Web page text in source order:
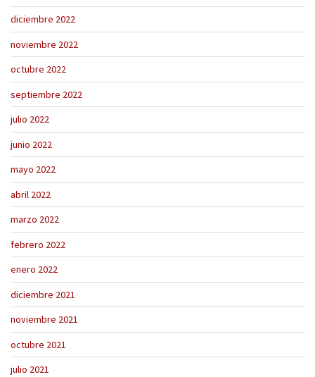
diciembre 2022
noviembre 2022
octubre 2022
septiembre 2022
julio 2022
junio 2022
mayo 2022
abril 2022
marzo 2022
febrero 2022
enero 2022
diciembre 2021
noviembre 2021
octubre 2021
julio 2021